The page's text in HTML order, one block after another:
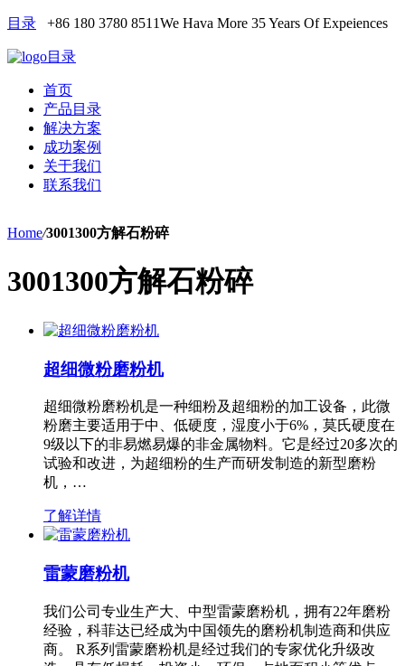
目录 +86 180 3780 8511We Hava More 35 Years Of Expeiences
目录
首页
产品目录
解决方案
成功案例
关于我们
联系我们
Home/3001300方解石粉碎
3001300方解石粉碎
超细微粉磨粉机
超细微粉磨粉机是一种细粉及超细粉的加工设备，此微
粉磨主要适用于中、低硬度，湿度小于6%，莫氏硬度在
9级以下的非易燃易爆的非金属物料。它是经过20多次的
试验和改进，为超细粉的生产而研发制造的新型磨粉
机，…
了解详情
雷蒙磨粉机
我们公司专业生产大、中型雷蒙磨粉机，拥有22年磨粉
经验，科菲达已经成为中国领先的磨粉机制造商和供应
商。 R系列雷蒙磨粉机是经过我们的专家优化升级改